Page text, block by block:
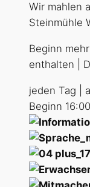
Wir mahlen
Steinmühle
Beginn
enthalten |
jeden Tag |
Beginn